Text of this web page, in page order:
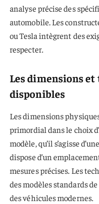
analyse précise des
automobile. Les
ou Tesla intègrent des
respecter.
Les dimensions
disponibles
Les dimensions
primordial dans le choix
modèle, qu’il s’agisse
dispose d’un
mesures précises. Les
des modèles standards
des véhicules modernes.